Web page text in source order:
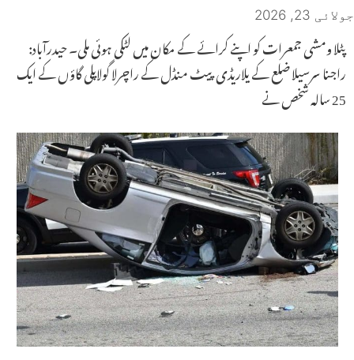
جولائی 23, 2026
پٹلا ومشی جمعرات کو اپنے کرائے کے مکان میں لٹکی ہوئی ملی۔ حیدرآباد:
راجنا سرسیلا ضلع کے یلاریڈی پیٹ منڈل کے راچرلا گولاپلی گاؤں کے ایک
25 سالہ شخص نے